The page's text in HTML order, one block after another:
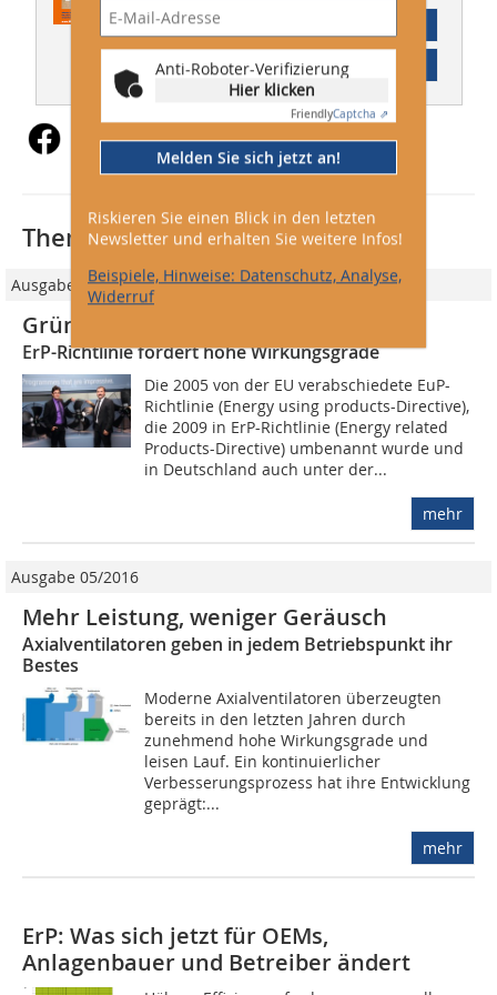
Inhaltsverzeichnis
Anti-Roboter-Verifizierung
Hier klicken
FriendlyCaptcha ⇗
Melden Sie sich jetzt an!
Riskieren Sie einen Blick in den letzten
Newsletter und erhalten Sie weitere Infos!
Beispiele, Hinweise: Datenschutz, Analyse,
Widerruf
Thematisch passende Artikel:
Ausgabe 05/2010
Grüne Ventilatoren
ErP-Richtlinie fordert hohe Wirkungsgrade
Die 2005 von der EU verabschiedete EuP-
Richtlinie (Energy using products-Directive),
die 2009 in ErP-Richtlinie (Energy related
Products-Directive) umbenannt wurde und
in Deutschland auch unter der...
mehr
Ausgabe 05/2016
Mehr Leistung, weniger Geräusch
Axialventilatoren geben in jedem Betriebspunkt ihr
Bestes
Moderne Axialventilatoren überzeugten
bereits in den letzten Jahren durch
zunehmend hohe Wirkungsgrade und
leisen Lauf. Ein kontinuierlicher
Verbesserungsprozess hat ihre Entwicklung
geprägt:...
mehr
ErP: Was sich jetzt für OEMs,
Anlagenbauer und Betreiber ändert